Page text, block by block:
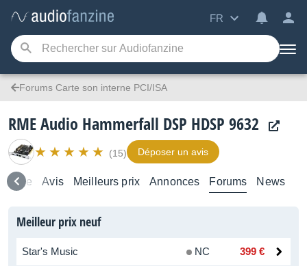
FR
Forums Carte son interne PCI/ISA
RME Audio Hammerfall DSP HDSP 9632
(15) Déposer un avis
Avis Meilleurs prix Annonces Forums News
Meilleur prix neuf
Star's Music NC 399 €